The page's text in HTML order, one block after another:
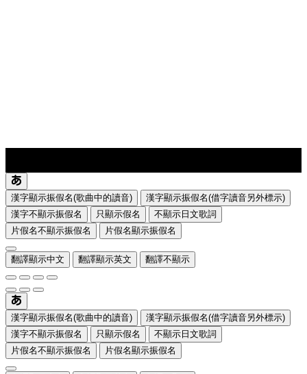
漢字顯示振假名(歌曲中的讀音)
漢字顯示振假名(借字讀音另外標示)
漢字不顯示振假名
只顯示假名
不顯示日文歌詞
片假名不顯示振假名
片假名顯示振假名
翻譯顯示中文 翻譯顯示英文 翻譯不顯示
漢字顯示振假名(歌曲中的讀音)
漢字顯示振假名(借字讀音另外標示)
漢字不顯示振假名
只顯示假名
不顯示日文歌詞
片假名不顯示振假名
片假名顯示振假名